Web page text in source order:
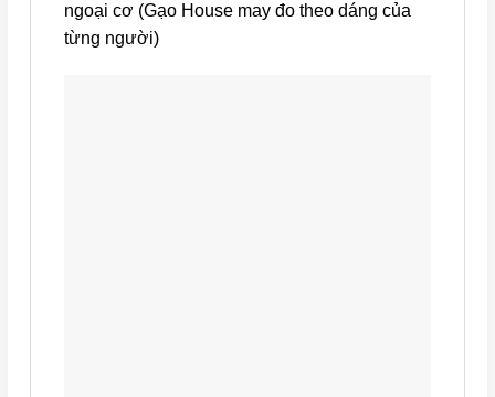
ngoại cơ (Gạo House may đo theo dáng của
từng người)